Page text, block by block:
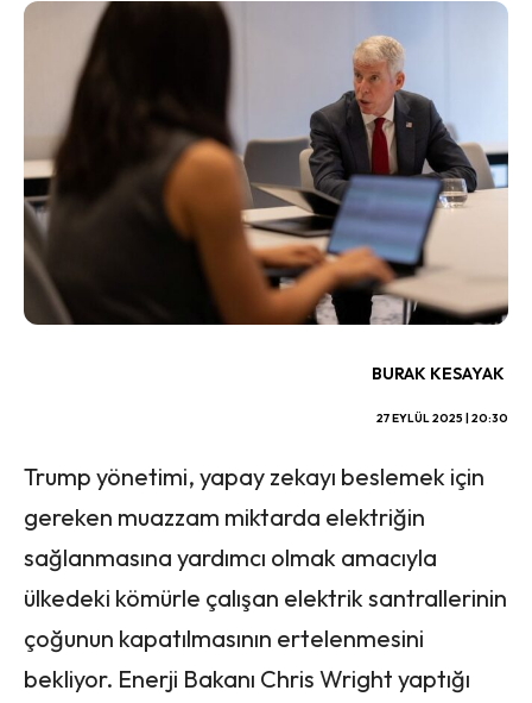
BURAK KESAYAK
27 EYLÜL 2025 | 20:30
Trump yönetimi, yapay zekayı beslemek için
gereken muazzam miktarda elektriğin
sağlanmasına yardımcı olmak amacıyla
ülkedeki kömürle çalışan elektrik santrallerinin
çoğunun kapatılmasının ertelenmesini
bekliyor. Enerji Bakanı Chris Wright yaptığı